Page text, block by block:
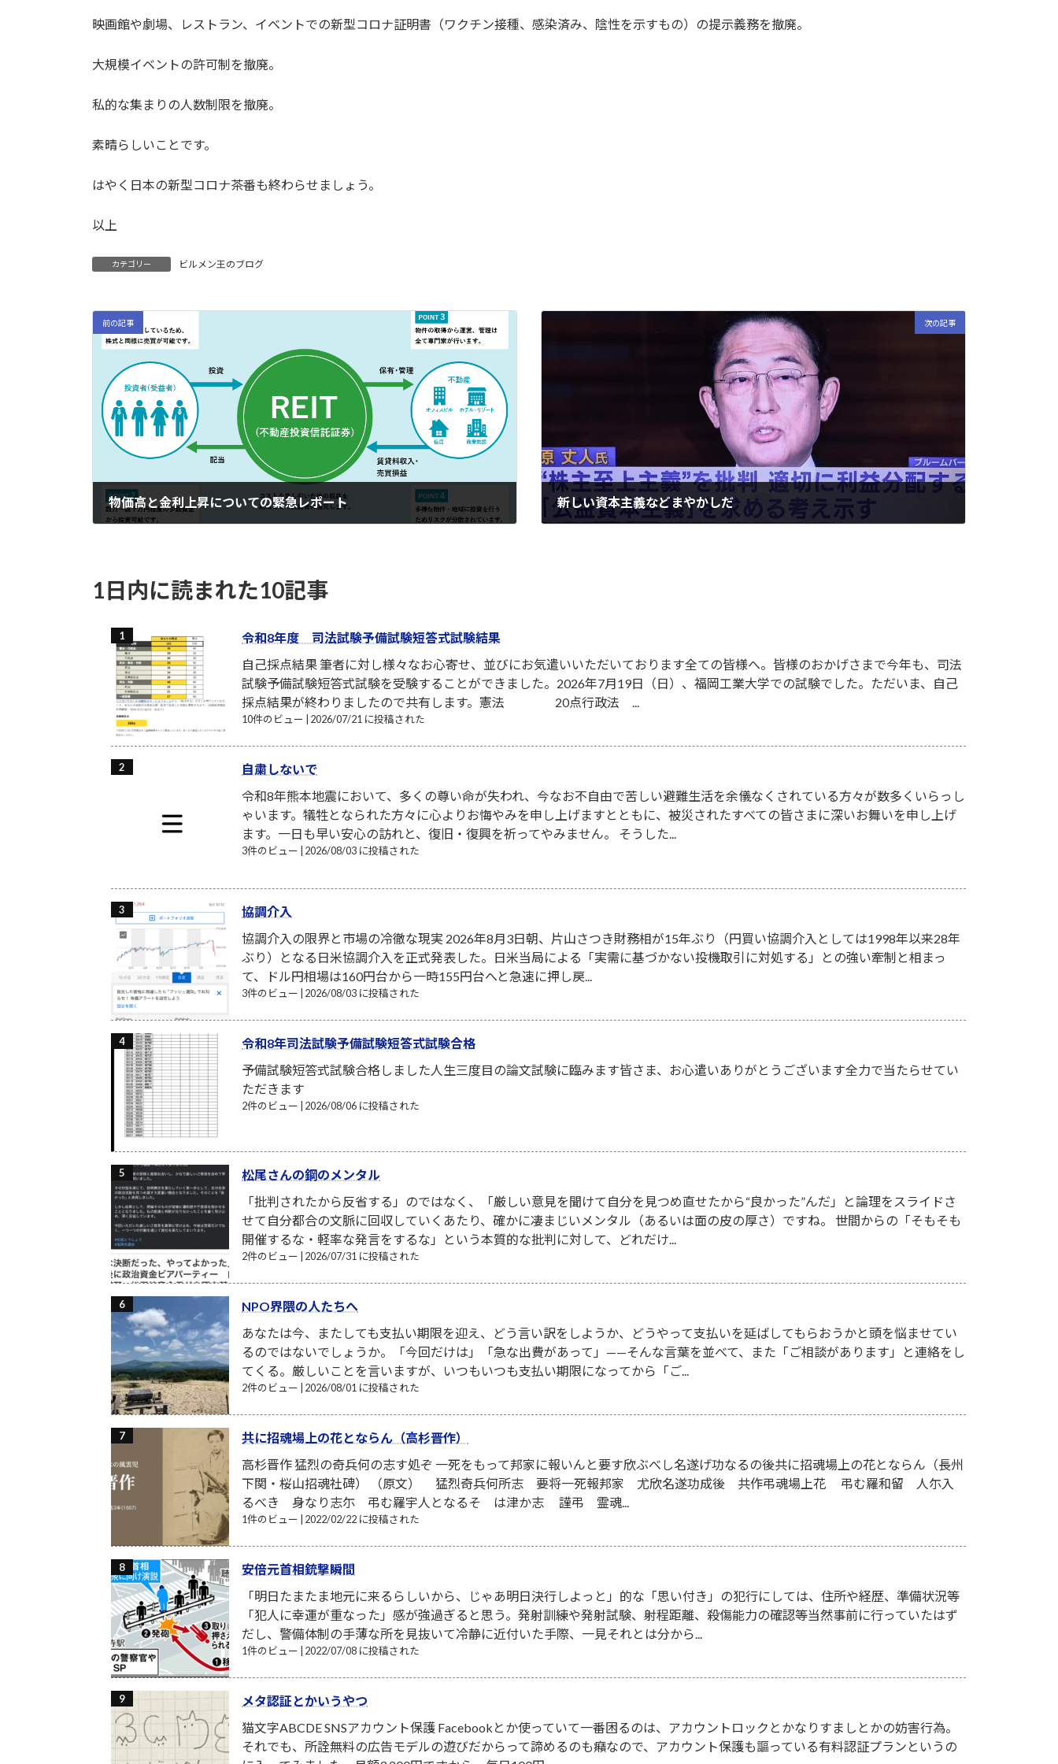
映画館や劇場、レストラン、イベントでの新型コロナ証明書（ワクチン接種、感染済み、陰性を示すもの）の提示義務を撤廃。
大規模イベントの許可制を撤廃。
私的な集まりの人数制限を撤廃。
素晴らしいことです。
はやく日本の新型コロナ茶番も終わらせましょう。
以上
カテゴリー ビルメン王のブログ
前の記事
物価高と金利上昇についての緊急レポート
次の記事
新しい資本主義などまやかしだ
1日内に読まれた10記事
令和8年度 司法試験予備試験短答式試験結果
自己採点結果 筆者に対し様々なお心寄せ、並びにお気遣いいただいております全ての皆様へ。皆様のおかげさまで今年も、司法
試験予備試験短答式試験を受験することができました。2026年7月19日（日）、福岡工業大学での試験でした。ただいま、自己
採点結果が終わりましたので共有します。憲法 20点行政法 ...
10件のビュー 2026/07/21 に投稿された
自粛しないで
令和8年熊本地震において、多くの尊い命が失われ、今なお不自由で苦しい避難生活を余儀なくされている方々が数多くいらっし
ゃいます。犠牲となられた方々に心よりお悔やみを申し上げますとともに、被災されたすべての皆さまに深いお舞いを申し上げ
ます。一日も早い安心の訪れと、復旧・復興を祈ってやみません。 そうした...
3件のビュー 2026/08/03 に投稿された
協調介入
協調介入の限界と市場の冷徹な現実 2026年8月3日朝、片山さつき財務相が15年ぶり（円買い協調介入としては1998年以来28年
ぶり）となる日米協調介入を正式発表した。日米当局による「実需に基づかない投機取引に対処する」との強い牽制と相まっ
て、ドル円相場は160円台から一時155円台へと急速に押し戻...
3件のビュー 2026/08/03 に投稿された
令和8年司法試験予備試験短答式試験合格
予備試験短答式試験合格しました人生三度目の論文試験に臨みます皆さま、お心遣いありがとうございます全力で当たらせてい
ただきます
2件のビュー 2026/08/06 に投稿された
松尾さんの鋼のメンタル
「批判されたから反省する」のではなく、「厳しい意見を聞けて自分を見つめ直せたから“良かった”んだ」と論理をスライドさ
せて自分都合の文脈に回収していくあたり、確かに凄まじいメンタル（あるいは面の皮の厚さ）ですね。 世間からの「そもそも
開催するな・軽率な発言をするな」という本質的な批判に対して、どれだけ...
2件のビュー 2026/07/31 に投稿された
NPO界隈の人たちへ
あなたは今、またしても支払い期限を迎え、どう言い訳をしようか、どうやって支払いを延ばしてもらおうかと頭を悩ませてい
るのではないでしょうか。「今回だけは」「急な出費があって」——そんな言葉を並べて、また「ご相談があります」と連絡をし
てくる。厳しいことを言いますが、いつもいつも支払い期限になってから「ご...
2件のビュー 2026/08/01 に投稿された
共に招魂場上の花とならん（高杉晋作）
高杉晋作 猛烈の奇兵何の志す処ぞ 一死をもって邦家に報いんと要す欣ぶべし名遂げ功なるの後共に招魂場上の花とならん（長州
下関・桜山招魂社碑） （原文） 猛烈奇兵何所志 要将一死報邦家 尤欣名遂功成後 共作弔魂場上花 弔む羅和留 人尓入
るべき 身なり志尓 弔む羅宇人となるそ は津か志 謹弔 霊魂...
1件のビュー 2022/02/22 に投稿された
安倍元首相銃撃瞬間
「明日たまたま地元に来るらしいから、じゃあ明日決行しよっと」的な「思い付き」の犯行にしては、住所や経歴、準備状況等
「犯人に幸運が重なった」感が強過ぎると思う。発射訓練や発射試験、射程距離、殺傷能力の確認等当然事前に行っていたはず
だし、警備体制の手薄な所を見抜いて冷静に近付いた手際、一見それとは分から...
1件のビュー 2022/07/08 に投稿された
メタ認証とかいうやつ
猫文字ABCDE SNSアカウント保護 Facebookとか使っていて一番困るのは、アカウントロックとかなりすましとかの妨害行為。
それでも、所詮無料の広告モデルの遊びだからって諦めるのも癪なので、アカウント保護も謳っている有料認証プランというの